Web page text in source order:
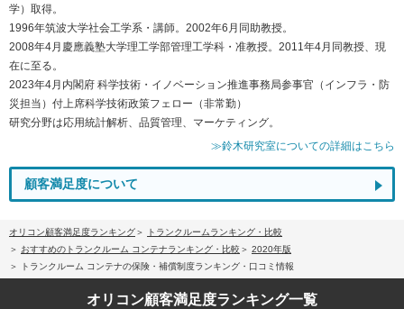
学）取得。
1996年筑波大学社会工学系・講師。2002年6月同助教授。
2008年4月慶應義塾大学理工学部管理工学科・准教授。2011年4月同教授、現
在に至る。
2023年4月内閣府 科学技術・イノベーション推進事務局参事官（インフラ・防
災担当）付上席科学技術政策フェロー（非常勤）
研究分野は応用統計解析、品質管理、マーケティング。
≫鈴木研究室についての詳細はこちら
顧客満足度について
オリコン顧客満足度ランキング
トランクルームランキング・比較
おすすめのトランクルーム コンテナランキング・比較
2020年版
トランクルーム コンテナの保険・補償制度ランキング・口コミ情報
オリコン顧客満足度ランキング一覧